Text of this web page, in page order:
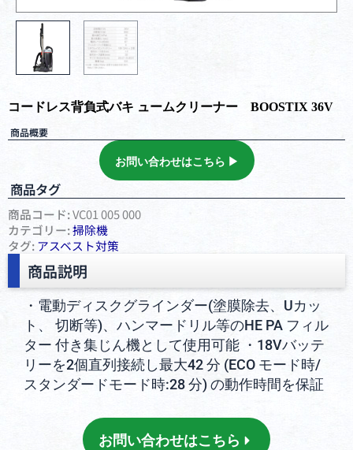
コードレス背負式バキ ュームクリーナー BOOSTIX 36V
商品概要
お問い合わせはこちら ▶︎
商品タグ
商品コード:VC01 005 000
カテゴリー:掃除機
タグ:アスベスト対策
商品説明
・電動ディスクグラインダー(塗膜除去、Uカッ
ト、 切断等)、ハンマードリル等のHE PA フィル
ター 付き集じん機として使用可能 ・18Vバッテ
リーを2個直列接続し最大42 分 (ECO モード時/
スタンダードモード時:28 分) の動作時間を保証
お問い合わせはこちら